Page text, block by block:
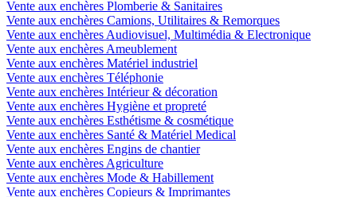
Vente aux enchères Plomberie & Sanitaires
Vente aux enchères Camions, Utilitaires & Remorques
Vente aux enchères Audiovisuel, Multimédia & Electronique
Vente aux enchères Ameublement
Vente aux enchères Matériel industriel
Vente aux enchères Téléphonie
Vente aux enchères Intérieur & décoration
Vente aux enchères Hygiène et propreté
Vente aux enchères Esthétisme & cosmétique
Vente aux enchères Santé & Matériel Medical
Vente aux enchères Engins de chantier
Vente aux enchères Agriculture
Vente aux enchères Mode & Habillement
Vente aux enchères Copieurs & Imprimantes